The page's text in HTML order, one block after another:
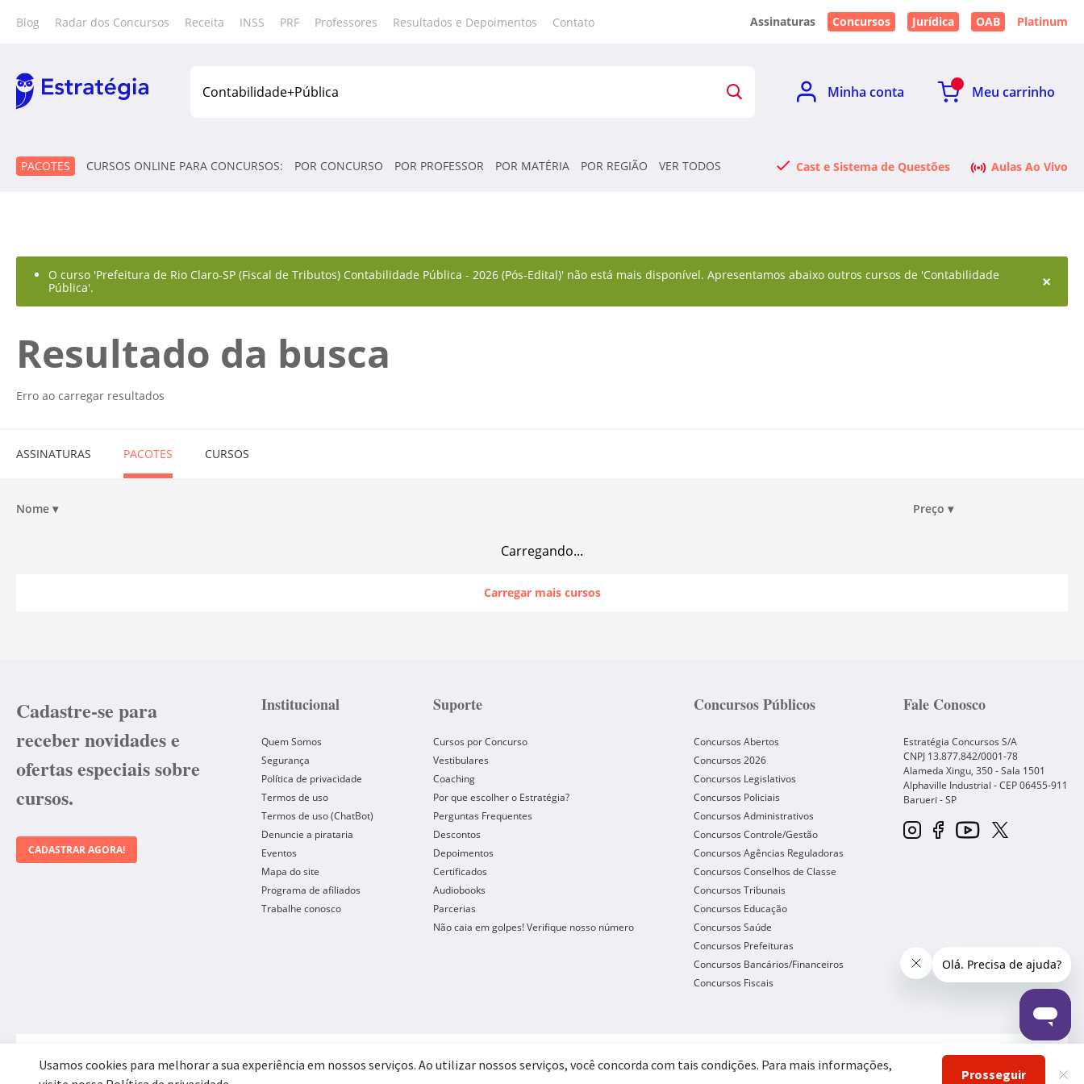
Blog Radar dos Concursos Receita INSS PRF Professores Resultados e Depoimentos Contato Assinaturas Concursos Jurídica OAB Platinum
Minha conta Meu carrinho
PACOTES CURSOS ONLINE PARA CONCURSOS: POR CONCURSO POR PROFESSOR POR MATÉRIA POR REGIÃO VER TODOS Cast e Sistema de Questões Aulas Ao Vivo
O curso 'Prefeitura de Rio Claro-SP (Fiscal de Tributos) Contabilidade Pública - 2026 (Pós-Edital)' não está mais disponível. Apresentamos abaixo outros cursos de 'Contabilidade
Pública'.
×
Resultado da busca
Erro ao carregar resultados
ASSINATURAS PACOTES CURSOS
Nome ▾ Preço ▾
Carregando...
Carregar mais cursos
Cadastre-se para
receber novidades e
ofertas especiais sobre
cursos.
CADASTRAR AGORA!
Institucional
Quem Somos
Segurança
Política de privacidade
Termos de uso
Termos de uso (ChatBot)
Denuncie a pirataria
Eventos
Mapa do site
Programa de afiliados
Trabalhe conosco
Suporte
Cursos por Concurso
Vestibulares
Coaching
Por que escolher o Estratégia?
Perguntas Frequentes
Descontos
Depoimentos
Certificados
Audiobooks
Parcerias
Não caia em golpes! Verifique nosso número
Concursos Públicos
Concursos Abertos
Concursos 2026
Concursos Legislativos
Concursos Policiais
Concursos Administrativos
Concursos Controle/Gestão
Concursos Agências Reguladoras
Concursos Conselhos de Classe
Concursos Tribunais
Concursos Educação
Concursos Saúde
Concursos Prefeituras
Concursos Bancários/Financeiros
Concursos Fiscais
Fale Conosco
Estratégia Concursos S/A
CNPJ 13.877.842/0001-78
Alameda Xingu, 350 - Sala 1501
Alphaville Industrial - CEP06455-911
Barueri -SP
Forma de Pagamento